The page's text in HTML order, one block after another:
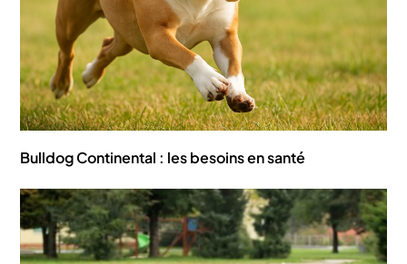
Bulldog Continental : les besoins en santé